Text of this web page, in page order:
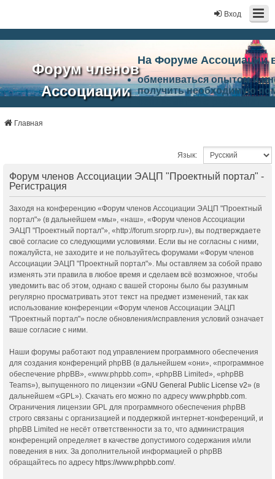
Вход
Форум членов
Ассоциации
На Форуме Ассоциации
обмениваться опытом и
получить необходимую
Список целей и
работа Форума
Ассоциации.
Главная
Язык:
Форум членов Ассоциации ЭАЦП "Проектный портал" -
Регистрация
Заходя на конференцию «Форум членов Ассоциации ЭАЦП "Проектный
портал"» (в дальнейшем «мы», «наш», «Форум членов Ассоциации
ЭАЦП "Проектный портал"», «http://forum.sroprp.ru»), вы подтверждаете
своё согласие со следующими условиями. Если вы не согласны с ними,
пожалуйста, не заходите и не пользуйтесь форумами «Форум членов
Ассоциации ЭАЦП "Проектный портал"». Мы оставляем за собой право
изменять эти правила в любое время и сделаем всё возможное, чтобы
уведомить вас об этом, однако с вашей стороны было бы разумным
регулярно просматривать этот текст на предмет изменений, так как
использование конференции «Форум членов Ассоциации ЭАЦП
"Проектный портал"» после обновления/исправления условий означает
ваше согласие с ними.
Наши форумы работают под управлением программного обеспечения
для создания конференций phpBB (в дальнейшем «они», «программное
обеспечение phpBB», «www.phpbb.com», «phpBB Limited», «phpBB
Teams»), выпущенного по лицензии «GNU General Public License v2» (в
дальнейшем «GPL»). Скачать его можно по адресу www.phpbb.com
Ограничения лицензии GPL для программного обеспечения phpBB
строго связаны с организацией и поддержкой интернет-конференций, и
phpBB Limited не несёт ответственности за то, что администрация
конференций определяет в качестве допустимого содержания и/или
поведения в них. За дополнительной информацией о phpBB
обращайтесь по адресу https://www.phpbb.com/.